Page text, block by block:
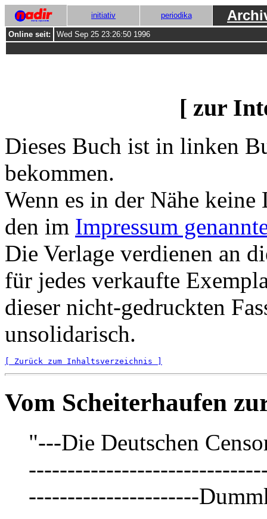
initiativ periodika
Online seit: Wed Sep 25 23:26:50 1996
[ zur
Dieses Buch ist in linken
bekommen.
Wenn es in der Nähe
den im Impressum
Die Verlage verdienen an
für jedes verkaufte
dieser nicht-gedruckten
unsolidarisch.
[ Zurück zum Inhaltsverzeichnis ]
Vom Scheiterhaufen
"---Die Deutschen
----------------------